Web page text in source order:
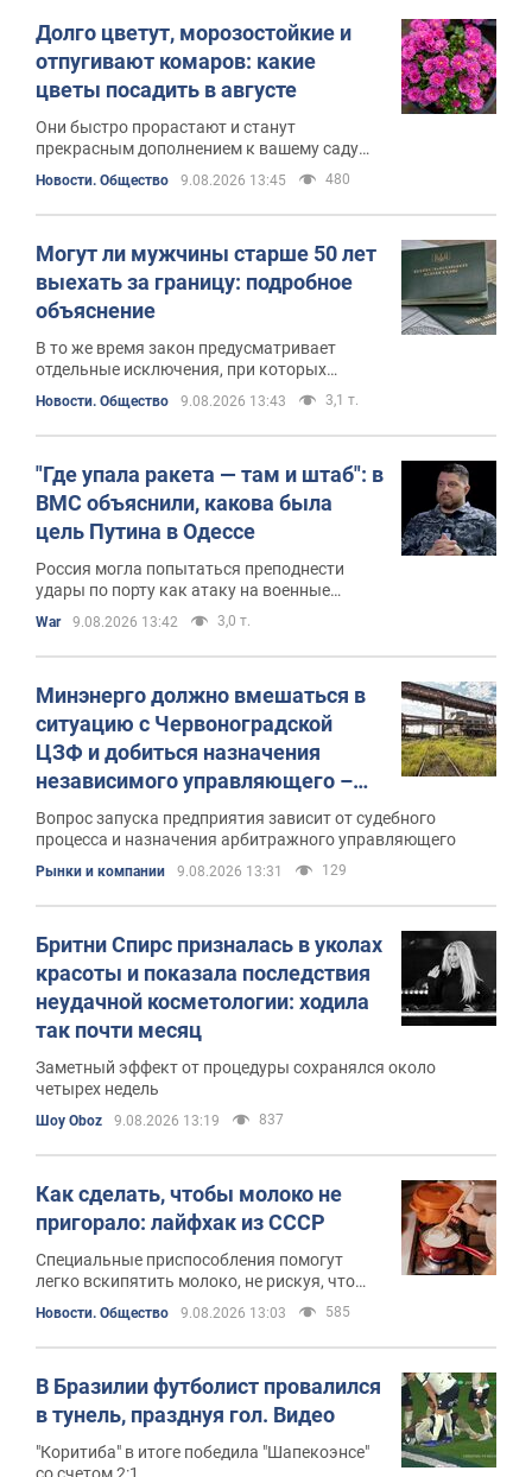
Долго цветут, морозостойкие и
отпугивают комаров: какие
цветы посадить в августе
Они быстро прорастают и станут
прекрасным дополнением к вашему саду
Новости. Общество 9.08.2026 13:45 480
Могут ли мужчины старше 50 лет
выехать за границу: подробное
объяснение
В то же время закон предусматривает
отдельные исключения, при которых
Новости. Общество 9.08.2026 13:43 3,1 т.
"Где упала ракета — там и штаб": в
ВМС объяснили, какова была
цель Путина в Одессе
Россия могла попытаться преподнести
удары по порту как атаку на военные
War 9.08.2026 13:42 3,0 т.
Минэнерго должно вмешаться в
ситуацию с Червоноградской
ЦЗФ и добиться назначения
независимого управляющего –
депутат
Вопрос запуска предприятия зависит от судебного
процесса и назначения арбитражного управляющего
Рынки и компании 9.08.2026 13:31 129
Бритни Спирс призналась в уколах
красоты и показала последствия
неудачной косметологии: ходила
так почти месяц
Заметный эффект от процедуры сохранялся около
четырех недель
Шоу Oboz 9.08.2026 13:19 837
Как сделать, чтобы молоко не
пригорало: лайфхак из СССР
Специальные приспособления помогут
легко вскипятить молоко, не рискуя, что
Новости. Общество 9.08.2026 13:03 585
В Бразилии футболист провалился
в тунель, празднуя гол. Видео
"Коритиба" в итоге победила "Шапекоэнсе"